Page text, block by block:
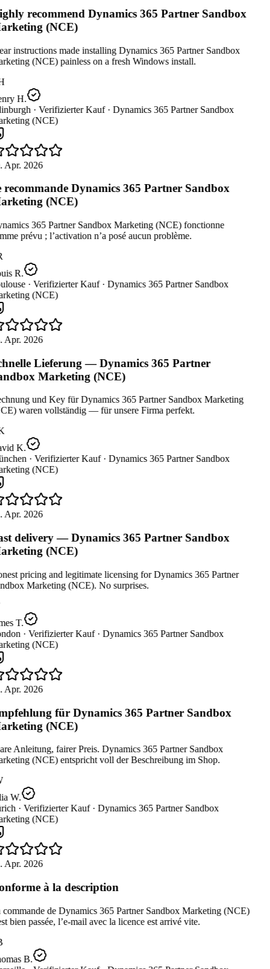
recommend Dynamics 365 Partner Sandbox
(NCE)
instructions made installing Dynamics 365 Partner Sandbox
(NCE) painless on a fresh Windows install.
H.
· Verifizierter Kauf · Dynamics 365 Partner Sandbox
(NCE)
Apr. 2026
recommande Dynamics 365 Partner Sandbox
(NCE)
365 Partner Sandbox Marketing (NCE) fonctionne
prévu ; l’activation n’a posé aucun problème.
R.
· Verifizierter Kauf · Dynamics 365 Partner Sandbox
(NCE)
Apr. 2026
Lieferung — Dynamics 365 Partner
Marketing (NCE)
und Key für Dynamics 365 Partner Sandbox Marketing
waren vollständig — für unsere Firma perfekt.
K.
· Verifizierter Kauf · Dynamics 365 Partner Sandbox
(NCE)
Apr. 2026
delivery — Dynamics 365 Partner Sandbox
(NCE)
pricing and legitimate licensing for Dynamics 365 Partner
Marketing (NCE). No surprises.
T.
· Verifizierter Kauf · Dynamics 365 Partner Sandbox
(NCE)
Apr. 2026
für Dynamics 365 Partner Sandbox
(NCE)
Anleitung, fairer Preis. Dynamics 365 Partner Sandbox
(NCE) entspricht voll der Beschreibung im Shop.
W.
· Verifizierter Kauf · Dynamics 365 Partner Sandbox
(NCE)
Apr. 2026
à la description
de Dynamics 365 Partner Sandbox Marketing (NCE)
bien passée, l’e-mail avec la licence est arrivé vite.
B.